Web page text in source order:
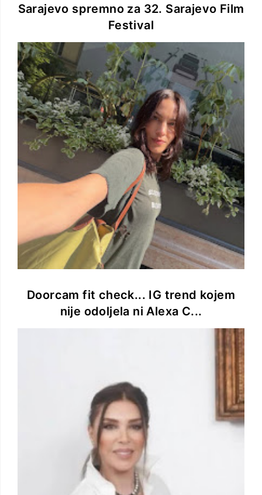
Sarajevo spremno za 32. Sarajevo Film
Festival
Doorcam fit check... IG trend kojem
nije odoljela ni Alexa C...